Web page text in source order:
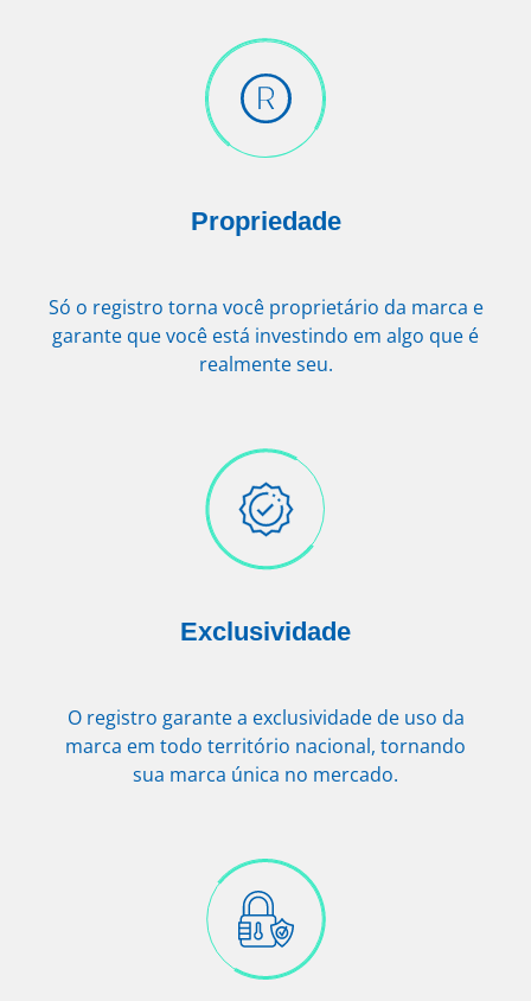
Propriedade
Só o registro torna você proprietário da marca e
garante que você está investindo em algo que é
realmente seu.
Exclusividade
O registro garante a exclusividade de uso da
marca em todo território nacional, tornando
sua marca única no mercado.